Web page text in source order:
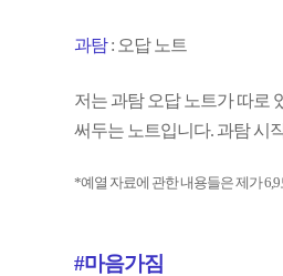
과탐: 오답 노트
저는 과탐 오답 노트가 따로
써두는 노트입니다. 과탐 시
*예열 자료에 관한 내용들은 제가
#마음가짐